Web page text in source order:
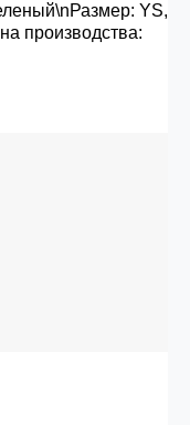
YS,
производства: